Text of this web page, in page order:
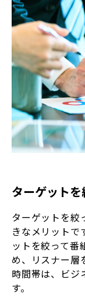
ターゲット
ターゲットを絞
きなメリットで
ットを絞って番
め、リスナー層
時間帯は、ビジ
す。